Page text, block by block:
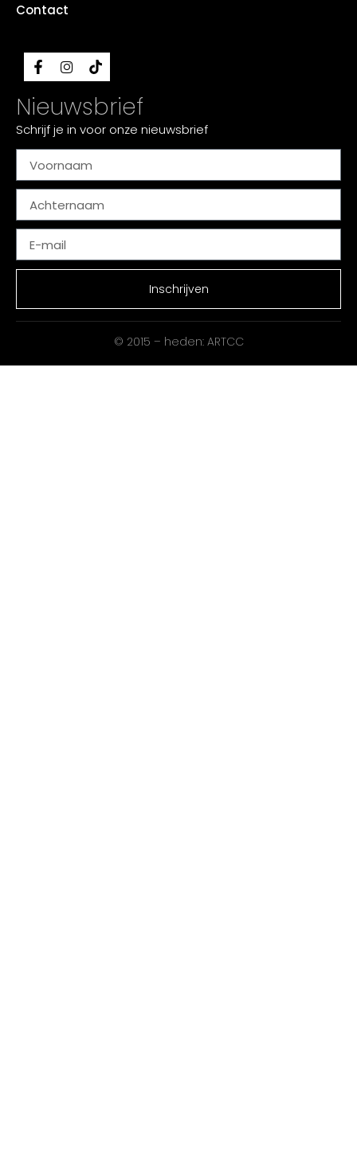
Contact
Nieuwsbrief
Schrijf je in voor onze nieuwsbrief
Inschrijven
© 2015 – heden: ARTCC